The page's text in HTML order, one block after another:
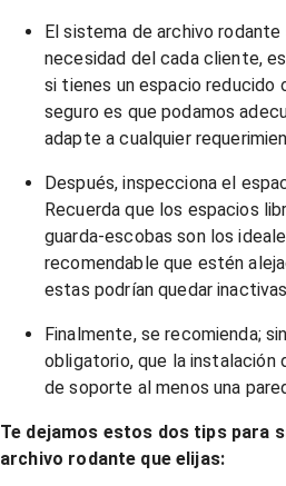
El sistema de archivo
necesidad del cada cliente,
si tienes un espacio reducido
seguro es que podamos
adapte a cualquier
Después, inspecciona el
Recuerda que los espacios
guarda-escobas son los
recomendable que estén
estas podrían quedar
Finalmente, se recomienda;
obligatorio, que la instalación
de soporte al menos una
Te dejamos estos dos tips para
archivo rodante que elijas: